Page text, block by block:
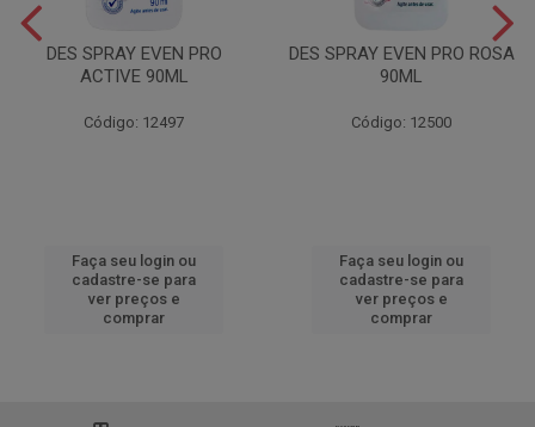
DES SPRAY EVEN PRO
ACTIVE 90ML
Código: 12497
Faça seu login ou
cadastre-se para
ver preços e
comprar
DES SPRAY EVEN PRO ROSA
90ML
Código: 12500
Faça seu login ou
cadastre-se para
ver preços e
comprar